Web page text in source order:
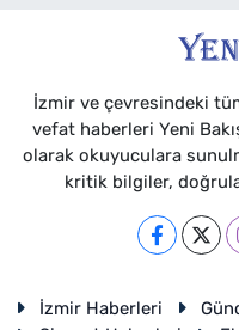
İzmir ve çevresindeki
vefat haberleri Yeni
olarak okuyuculara
kritik bilgiler,
İzmir Haberleri